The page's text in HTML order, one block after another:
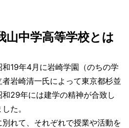
山中学高等学校とは
19年4月に岩崎学園（のちの学
岩崎清一氏によって東京都杉並
29年には建学の精神が合致し
た。
れて、それぞれで授業や活動を